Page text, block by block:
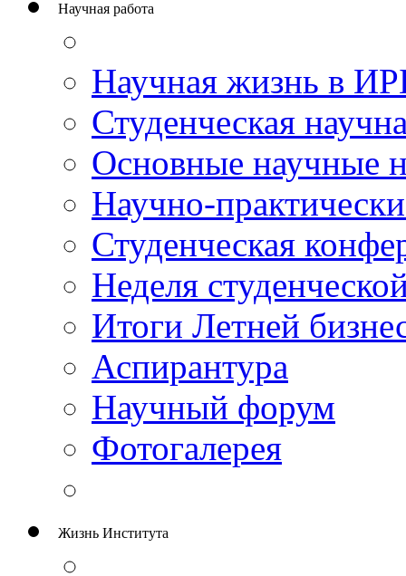
Научная работа
Научная жизнь в
Студенческая
Основные научные
Научно-
Студенческая
Неделя
Итоги Летней
Аспирантура
Научный форум
Фотогалерея
Жизнь Института